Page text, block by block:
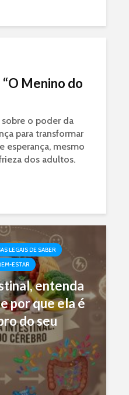
é sem
Menino do
o poder da
para transformar
esperança, mesmo
dos adultos.
LEGAIS DE SABER
ESTAR
entenda
por que ela é
do seu